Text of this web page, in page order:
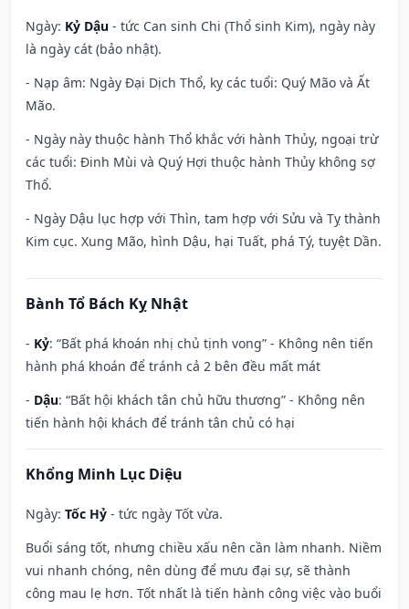
Ngày: Kỷ Dậu - tức Can sinh Chi (Thổ sinh Kim), ngày này
là ngày cát (bảo nhật).
- Nạp âm: Ngày Đại Dịch Thổ, kỵ các tuổi: Quý Mão và Ất
Mão.
- Ngày này thuộc hành Thổ khắc với hành Thủy, ngoại trừ
các tuổi: Đinh Mùi và Quý Hợi thuộc hành Thủy không sợ
Thổ.
- Ngày Dậu lục hợp với Thìn, tam hợp với Sửu và Tỵ thành
Kim cục. Xung Mão, hình Dậu, hại Tuất, phá Tý, tuyệt Dần.
Bành Tổ Bách Kỵ Nhật
- Kỷ: “Bất phá khoán nhị chủ tịnh vong” - Không nên tiến
hành phá khoán để tránh cả 2 bên đều mất mát
- Dậu: “Bất hội khách tân chủ hữu thương” - Không nên
tiến hành hội khách để tránh tân chủ có hại
Khổng Minh Lục Diệu
Ngày: Tốc Hỷ - tức ngày Tốt vừa.
Buổi sáng tốt, nhưng chiều xấu nên cần làm nhanh. Niềm
vui nhanh chóng, nên dùng để mưu đại sự, sẽ thành
công mau lẹ hơn. Tốt nhất là tiến hành công việc vào buổi